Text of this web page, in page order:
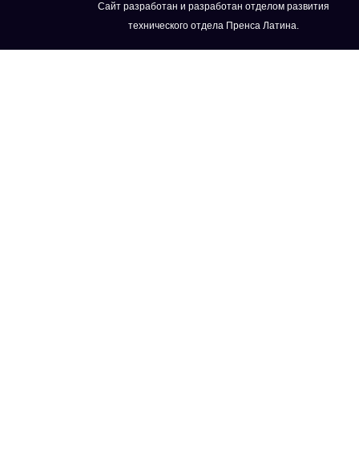
Сайт разработан и разработан отделом развития
технического отдела Пренса Латина.